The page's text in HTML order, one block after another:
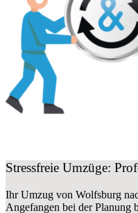
Stressfreie Umzüge:
Ihr Umzug von Wolfsburg
Angefangen bei der Planung